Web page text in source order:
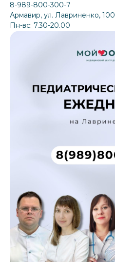
8-989-800-300-7
Армавир, ул. Лавриненко, 100
Пн-вс: 7.30-20.00